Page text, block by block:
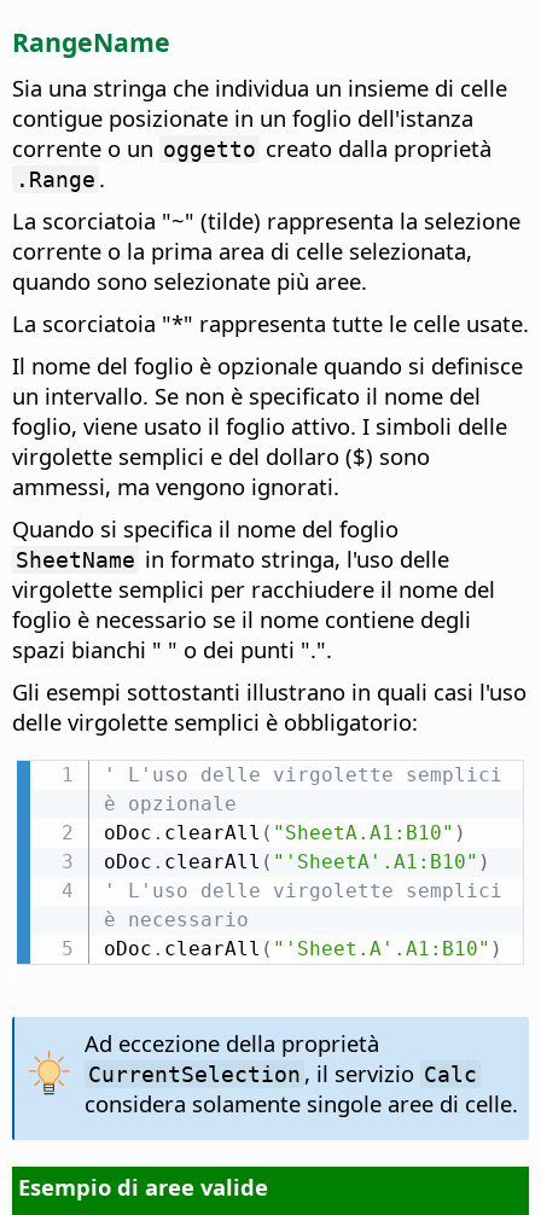
RangeName
Sia una stringa che individua un insieme di celle
contigue posizionate in un foglio dell'istanza
corrente o un oggetto creato dalla proprietà
.Range .
La scorciatoia "~" (tilde) rappresenta la selezione
corrente o la prima area di celle selezionata,
quando sono selezionate più aree.
La scorciatoia "*" rappresenta tutte le celle usate.
Il nome del foglio è opzionale quando si definisce
un intervallo. Se non è specificato il nome del
foglio, viene usato il foglio attivo. I simboli delle
virgolette semplici e del dollaro ($) sono
ammessi, ma vengono ignorati.
Quando si specifica il nome del foglio
SheetName in formato stringa, l'uso delle
virgolette semplici per racchiudere il nome del
foglio è necessario se il nome contiene degli
spazi bianchi " " o dei punti ".".
Gli esempi sottostanti illustrano in quali casi l'uso
delle virgolette semplici è obbligatorio:
' L'uso delle virgolette semplici
è opzionale
oDoc . clearAll ( "SheetA.A1:B10" )
oDoc . clearAll ( "'SheetA'.A1:B10" )
' L'uso delle virgolette semplici
è necessario
oDoc . clearAll ( "'Sheet.A'.A1:B10" )
Ad eccezione della proprietà
CurrentSelection , il servizio Calc
considera solamente singole aree di celle.
Esempio di aree valide